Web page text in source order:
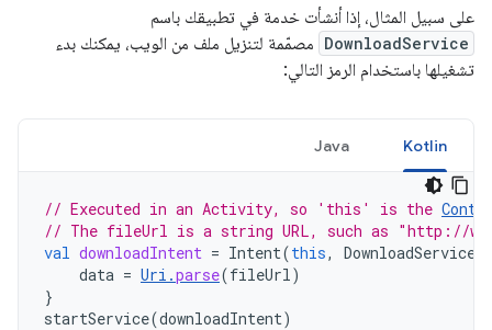
على سبيل المثال، إذا أنشأت خدمة في تطبيقك باسم
DownloadService مصمّمة لتنزيل ملف من الويب، يمكنك بدء
تشغيلها باستخدام الرمز التالي:
Kotlin
Java
// Executed in an Activity, so 'this' is the
// The fileUrl is a string URL, such as "http://
val downloadIntent = Intent(this, DownloadService
data = Uri .parse(fileUrl)
}
startService(downloadIntent)